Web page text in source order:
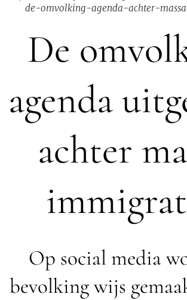
de-omvolking-agenda-achter-
De
agenda
achter
Op social media
bevolking wijs